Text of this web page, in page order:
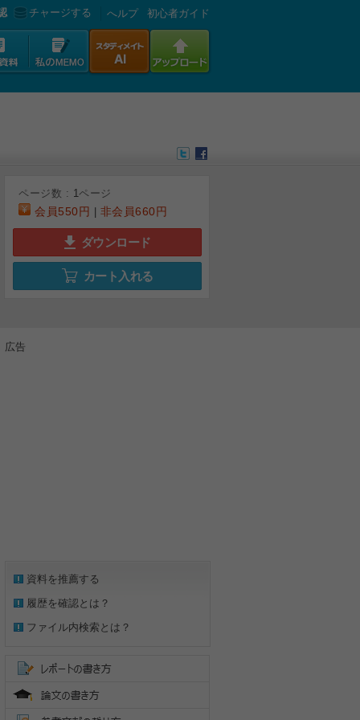
チャージする へルプ 初心者ガイド
ページ数 : 1ページ
会員550円 非会員660円
ダウンロード
カート入れる
広告
資料を推薦する
履歴を確認とは？
ファイル内検索とは？